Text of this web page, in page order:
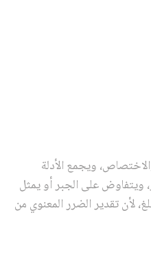
ويجمع الأدلة
ويتفاوض على الجبر أو يمثل
لأن تقدير الضرر المعنوي من